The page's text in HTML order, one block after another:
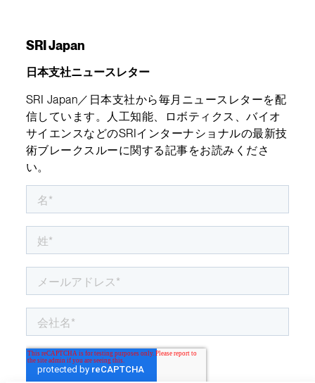
SRI Japan
日本支社ニュースレター
SRI Japan／日本支社から毎月ニュースレターを配
信しています。人工知能、ロボティクス、バイオ
サイエンスなどのSRIインターナショナルの最新技
術ブレークスルーに関する記事をお読みくださ
い。